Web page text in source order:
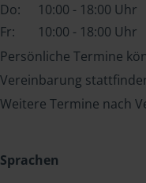
Do:
10:00 - 18:00 Uhr
Fr:
10:00 - 18:00 Uhr
Persönliche Termine
Vereinbarung
Weitere Termine nach
Sprachen